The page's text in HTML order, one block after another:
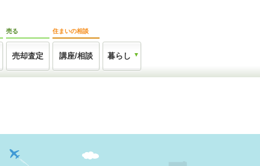
売る
売却査定
住まいの相談
講座/相談 暮らし